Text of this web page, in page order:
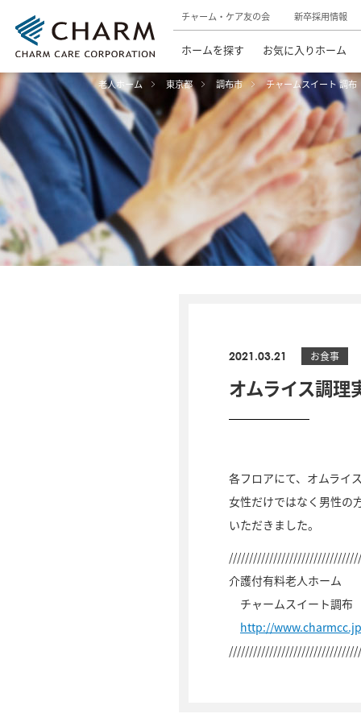
チャーム・ケア友の会 新卒採用情報
ホームを探す お気に入りホーム
老人ホーム 東京都 調布市 チャームスイート 調布
2021.03.21 お食事
オムライス調理
各フロアにて、オムライ
女性だけではなく男性の
いただきました。
介護付有料老人ホーム
チャームスイート調布
http://